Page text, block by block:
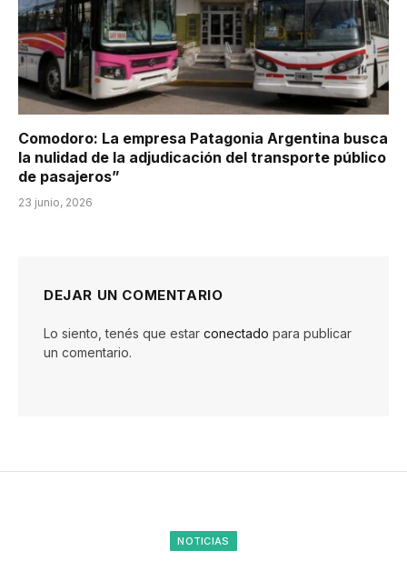
Comodoro: La empresa Patagonia Argentina busca
la nulidad de la adjudicación del transporte público
de pasajeros”
23 junio, 2026
DEJAR UN COMENTARIO
Lo siento, tenés que estar conectado para publicar
un comentario.
NOTICIAS